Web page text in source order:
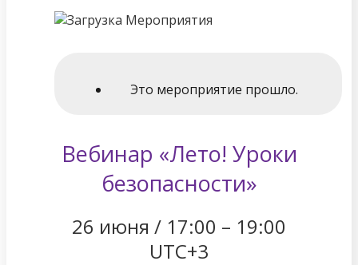
Это мероприятие прошло.
Вебинар «Лето! Уроки
безопасности»
26 июня / 17:00 – 19:00
UTC+3